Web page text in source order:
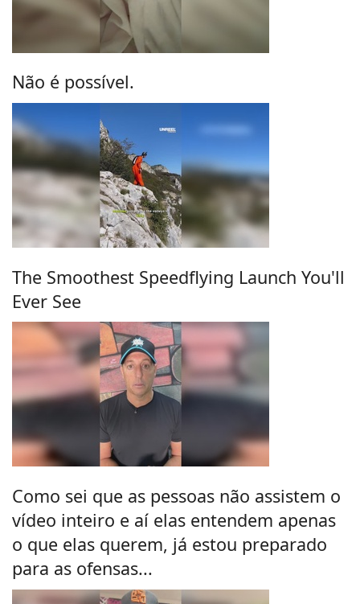
Não é possível.
The Smoothest Speedflying Launch You'll
Ever See
Como sei que as pessoas não assistem o
vídeo inteiro e aí elas entendem apenas
o que elas querem, já estou preparado
para as ofensas...